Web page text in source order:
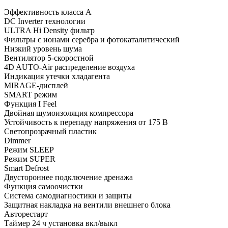
Эффективность класса А
DC Inverter технологии
ULTRA Hi Density фильтр
Фильтры с ионами серебра и фотокаталитический
Низкий уровень шума
Вентилятор 5-скоростной
4D AUTO-Air распределение воздуха
Индикация утечки хладагента
MIRAGE-дисплей
SMART режим
Функция I Feel
Двойная шумоизоляция компрессора
Устойчивость к перепаду напряжения от 175 В
Светопрозрачный пластик
Dimmer
Режим SLEEP
Режим SUPER
Smart Defrost
Двустороннее подключение дренажа
Функция самоочистки
Система самодиагностики и защиты
Защитная накладка на вентили внешнего блока
Авторестарт
Таймер 24 ч установка вкл/выкл